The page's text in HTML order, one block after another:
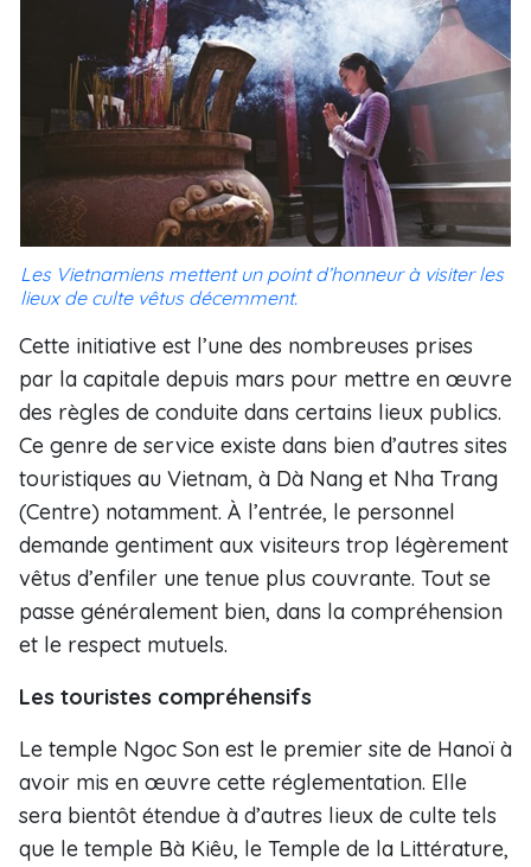
Les Vietnamiens mettent un point d’honneur à visiter les
lieux de culte vêtus décemment.
Cette initiative est l’une des nombreuses prises
par la capitale depuis mars pour mettre en œuvre
des règles de conduite dans certains lieux publics.
Ce genre de service existe dans bien d’autres sites
touristiques au Vietnam, à Dà Nang et Nha Trang
(Centre) notamment. À l’entrée, le personnel
demande gentiment aux visiteurs trop légèrement
vêtus d’enfiler une tenue plus couvrante. Tout se
passe généralement bien, dans la compréhension
et le respect mutuels.
Les touristes compréhensifs
Le temple Ngoc Son est le premier site de Hanoï à
avoir mis en œuvre cette réglementation. Elle
sera bientôt étendue à d’autres lieux de culte tels
que le temple Bà Kiêu, le Temple de la Littérature,